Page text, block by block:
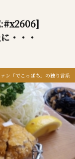
・・・
ン「でこっぱち」の独り言系